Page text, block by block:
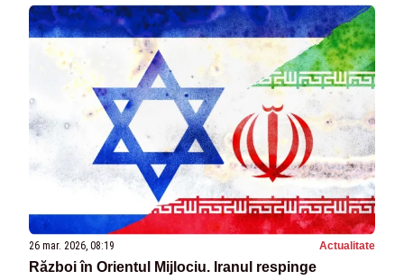
26 mar. 2026, 08:19 Actualitate
Război în Orientul Mijlociu. Iranul respinge